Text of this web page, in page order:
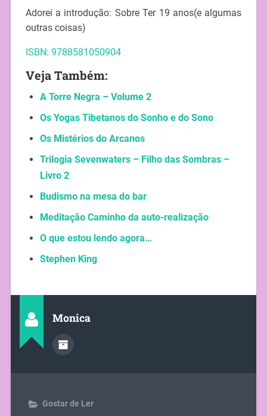
Adorei a introdução: Sobre Ter 19 anos(e algumas
outras coisas)
ISBN: 9788581050904
Veja Também:
A Torre Negra – Volume 2
Os Yogas Tibetanos do Sonho e do Sono
Os Mistérios do Arcanos
Trilogia Sevenwaters – Filho das Sombras –
Livro 2
Budismo na mesa do bar
Meditação Caminho da auto-realização
O que estou lendo agora…
Stephen King
Monica
Gostar de Ler